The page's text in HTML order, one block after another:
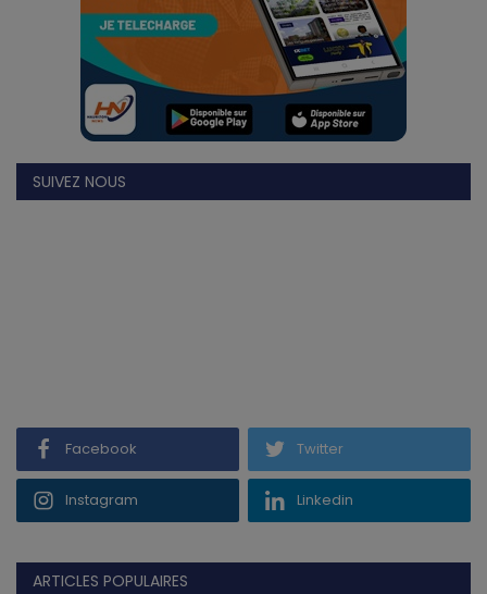
Échos des collectivités
Chroniques
SUIVEZ NOUS
Facebook Twitter
Instagram Linkedin
ARTICLES POPULAIRES